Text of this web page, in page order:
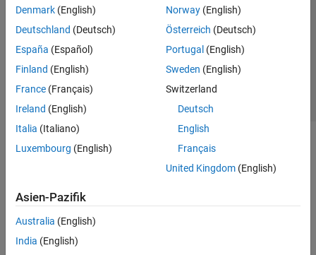
Denmark (English)
Deutschland (Deutsch)
España (Español)
Finland (English)
France (Français)
Ireland (English)
Italia (Italiano)
Luxembourg (English)
Norway(English)
Österreich (Deutsch)
Portugal (English)
Sweden (English)
Switzerland
Deutsch
English
Français
United Kingdom(English)
Asien-Pazifik
Australia (English)
India (English)
Datendiebstahl verhindern
Status von Anwendungen
© 1994-2026 The MathWorks, Inc.
Website auswählen
Deutschland